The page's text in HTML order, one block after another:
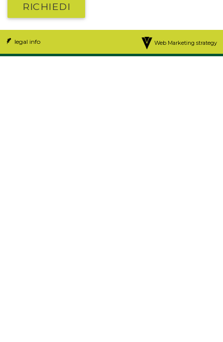
RICHIEDI
legal info Web Marketing strategy